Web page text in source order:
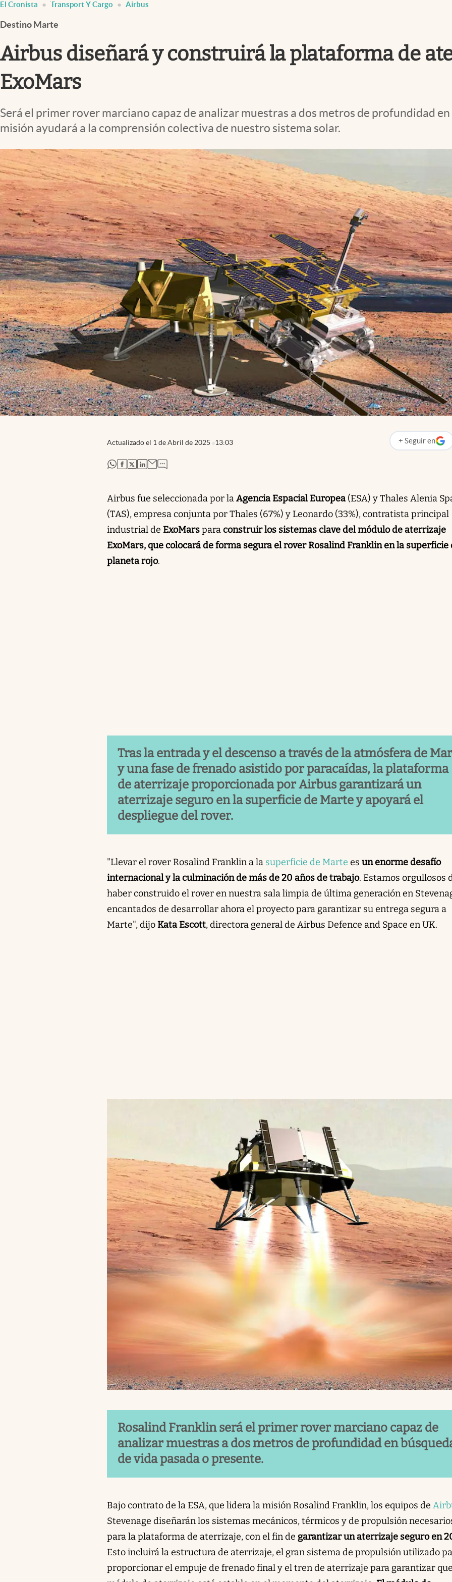
Infotechnology
Clase
Clima
Mundial 2026
Eventos Corporativos
El Cronista Transport Y Cargo Airbus
Destino Marte
Airbus diseñará y construirá la plataforma de
ExoMars
Será el primer rover marciano capaz de analizar muestras a dos metros de profundidad
misión ayudará a la comprensión colectiva de nuestro sistema solar.
Actualizado el 1 de Abril de 2025 13:03 + Seguir en
abre en nueva
abre en nueva pestaña
abre en nueva pestaña
abre en nueva pestaña
abre en nueva pestaña
Airbus fue seleccionada por laAgencia Espacial Europea(ESA) y Thales Alenia
(TAS), empresa conjunta por Thales (67%) y Leonardo (33%), contratista principal
industrial de ExoMarsparaconstruir los sistemas clave del módulo de aterrizaje
ExoMars, que colocará de forma segura el rover Rosalind Franklin en la superficie
planeta rojo.
Tras la entrada y el descenso a través de la atmósfera de
y una fase de frenado asistido por paracaídas, la plataforma
de aterrizaje proporcionada por Airbus garantizará un
aterrizaje seguro en la superficie de Marte y apoyará el
despliegue del rover.
"Llevar el rover Rosalind Franklin a la superficie de Marte es un enorme desafío
internacional y la culminación de más de 20 años de trabajo. Estamos orgullosos
haber construido el rover en nuestra sala limpia de última generación en
encantados de desarrollar ahora el proyecto para garantizar su entrega segura a
Marte", dijoKata Escott, directora general de Airbus Defence and Space en UK.
Rosalind Franklin será el primer rover marciano capaz de
analizar muestras a dos metros de profundidad en
de vida pasada o presente.
Bajo contrato de la ESA, que lidera la misión Rosalind Franklin, los equipos de
Stevenage diseñarán los sistemas mecánicos, térmicos y de propulsión
para la plataforma de aterrizaje, con el fin de garantizar un aterrizaje seguro en
Esto incluirá la estructura de aterrizaje, el gran sistema de propulsión utilizado
proporcionar el empuje de frenado final y el tren de aterrizaje para garantizar